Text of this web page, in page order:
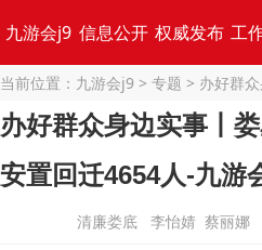
九游会j9 信息公开 权威发布 工
专题集锦
当前位置： 九游会j9 > 专题 > 办好群
办好群众身边实事丨
安置回迁4654人-九游
清廉娄底 李怡婧 蔡丽娜